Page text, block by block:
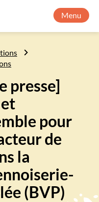
Menu
presse]
pour
de
la
(BVP)